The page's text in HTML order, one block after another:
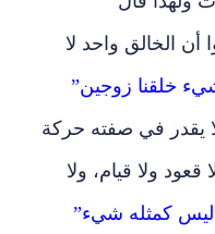
أن الخالق واحد لا
خلقنا زوجين”
يقدر في صفته حركة
ولا قيام، ولا
كمثله شيء”